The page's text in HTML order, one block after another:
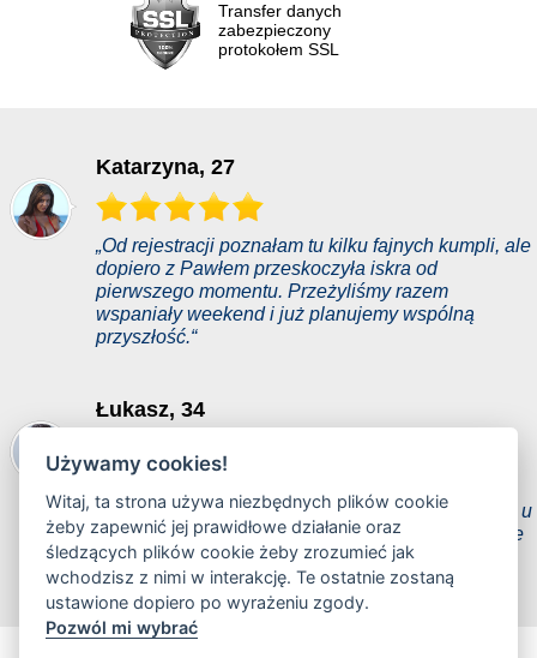
Transfer danych
zabezpieczony
protokołem SSL
„Od rejestracji poznałam tu kilku fajnych kumpli, ale
dopiero z Pawłem przeskoczyła iskra od
pierwszego momentu. Przeżyliśmy razem
wspaniały weekend i już planujemy wspólną
przyszłość.“
Katarzyna, 27
posiada dokładnie to, czego od zawsze szukałem u
kobiet. Wydawało mi się to nieprawdopodobne ale
ona mi udowadnia każdego dnia, że jest tą
wymarzoną.“
Łukasz, 34
Używamy cookies!
Witaj, ta strona używa niezbędnych plików cookie
żeby zapewnić jej prawidłowe działanie oraz
śledzących plików cookie żeby zrozumieć jak
wchodzisz z nimi w interakcję. Te ostatnie zostaną
ustawione dopiero po wyrażeniu zgody.
Pozwól mi wybrać